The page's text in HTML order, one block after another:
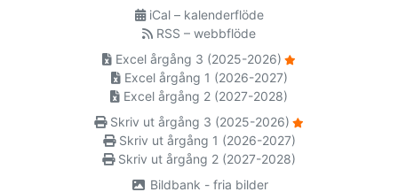
iCal – kalenderflöde
RSS – webbflöde
Excel årgång 3 (2025-2026)
Excel årgång 1 (2026-2027)
Excel årgång 2 (2027-2028)
Skriv ut årgång 3 (2025-2026)
Skriv ut årgång 1 (2026-2027)
Skriv ut årgång 2 (2027-2028)
Bildbank - fria bilder